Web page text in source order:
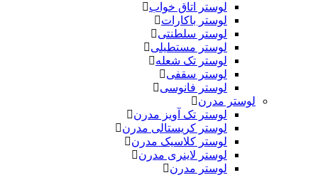
لوستر اتاق خواب
لوستر باکارات
لوستر سلطنتی
لوستر مستطیلی
لوستر تک شعله
لوستر سقفی
لوستر فانوسی
لوستر مدرن
لوستر تک آویز مدرن
لوستر کریستالی مدرن
لوستر کلاسیک مدرن
لوستر لاینری مدرن
لوستر مدرن